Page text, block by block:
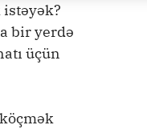
istəyək?
bir yerdə
üçün